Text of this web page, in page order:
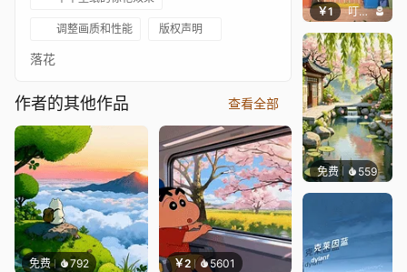
调整画质和性能 版权声明
落花
作者的其他作品 查看全部
免费 792 ￥2 5601
￥1 叮叮当当
免费 559渔小小